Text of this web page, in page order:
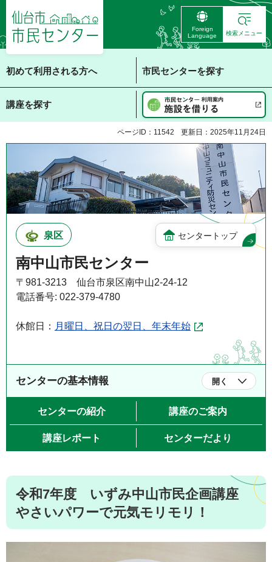
仙台市 市民センタ
ー
Foreign
Language
検索メニュー
初めて利用される方へ 市民センターを探す
講座を探す
ページID：11542 更新日：2025年11月24日
泉区 センタートップ
南中山市民センター
〒981-3213 仙台市泉区南中山2-24-12
電話番号: 022-379-4780
休館日： 月曜日、祝日の翌日、年末年始
センターの基本情報 開く
センターの紹介 講座のご案内
講座レポート センターだより
令和7年度 いずみ中山市民企画講座
やさいパワーで元気モリモリ！